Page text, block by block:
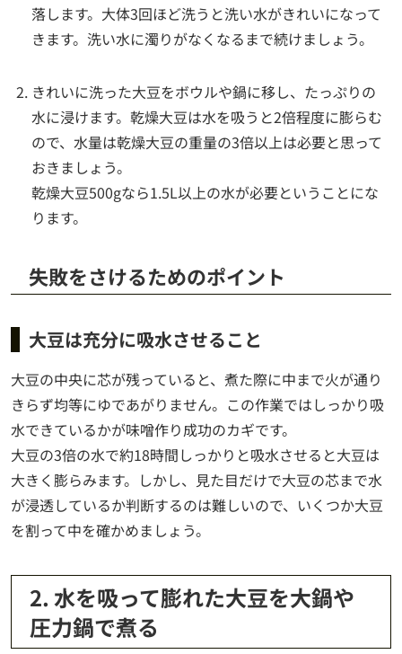
落します。大体3回ほど洗うと洗い水がきれいになって
きます。洗い水に濁りがなくなるまで続けましょう。
きれいに洗った大豆をボウルや鍋に移し、たっぷりの
水に浸けます。乾燥大豆は水を吸うと2倍程度に膨らむ
ので、水量は乾燥大豆の重量の3倍以上は必要と思って
おきましょう。
乾燥大豆500gなら1.5L以上の水が必要ということにな
ります。
失敗をさけるためのポイント
大豆は充分に吸水させること
大豆の中央に芯が残っていると、煮た際に中まで火が通り
きらず均等にゆであがりません。この作業ではしっかり吸
水できているかが味噌作り成功のカギです。
大豆の3倍の水で約18時間しっかりと吸水させると大豆は
大きく膨らみます。しかし、見た目だけで大豆の芯まで水
が浸透しているか判断するのは難しいので、いくつか大豆
を割って中を確かめましょう。
2. 水を吸って膨れた大豆を大鍋や
圧力鍋で煮る